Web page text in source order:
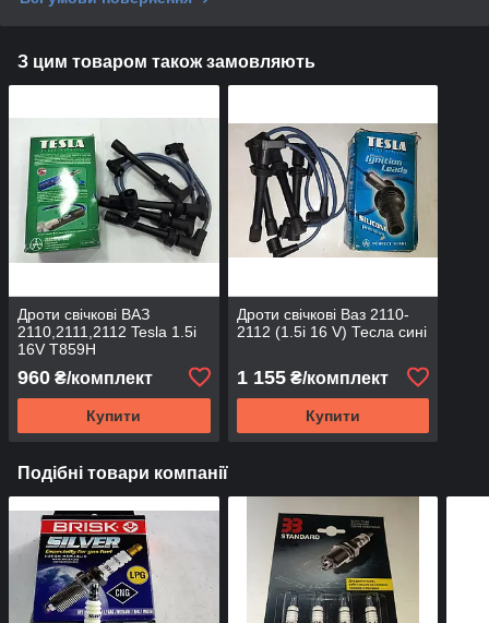
З цим товаром також замовляють
Дроти свічкові ВАЗ
2110,2111,2112 Tesla 1.5i
16V T859H
960 ₴/комплект
Купити
Дроти свічкові Ваз 2110-
2112 (1.5i 16 V) Тесла сині
1 155₴/комплект
Купити
Подібні товари компанії